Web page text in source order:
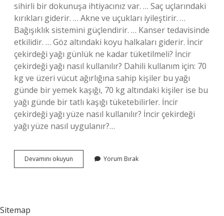
sihirli bir dokunuşa ihtiyacınız var. … Saç uçlarındaki
kırıkları giderir. … Akne ve uçukları iyileştirir. …
Bağışıklık sistemini güçlendirir. … Kanser tedavisinde
etkilidir. … Göz altındaki koyu halkaları giderir. İncir
çekirdeği yağı günlük ne kadar tüketilmeli? İncir
çekirdeği yağı nasıl kullanılır? Dahili kullanım için: 70
kg ve üzeri vücut ağırlığına sahip kişiler bu yağı
günde bir yemek kaşığı, 70 kg altındaki kişiler ise bu
yağı günde bir tatlı kaşığı tüketebilirler. İncir
çekirdeği yağı yüze nasıl kullanılır? İncir çekirdeği
yağı yüze nasıl uygulanır?…
Devamını okuyun
Çekirdeği
Yorum Bırak
Sitemap